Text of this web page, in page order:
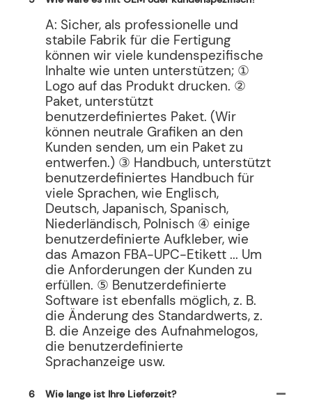
A: Sicher, als professionelle und
stabile Fabrik für die Fertigung
können wir viele kundenspezifische
Inhalte wie unten unterstützen; ①
Logo auf das Produkt drucken. ②
Paket, unterstützt
benutzerdefiniertes Paket. (Wir
können neutrale Grafiken an den
Kunden senden, um ein Paket zu
entwerfen.) ③ Handbuch, unterstützt
benutzerdefiniertes Handbuch für
viele Sprachen, wie Englisch,
Deutsch, Japanisch, Spanisch,
Niederländisch, Polnisch ④ einige
benutzerdefinierte Aufkleber, wie
das Amazon FBA-UPC-Etikett ... Um
die Anforderungen der Kunden zu
erfüllen. ⑤ Benutzerdefinierte
Software ist ebenfalls möglich, z. B.
die Änderung des Standardwerts, z.
B. die Anzeige des Aufnahmelogos,
die benutzerdefinierte
Sprachanzeige usw.
6 Wie lange ist Ihre Lieferzeit?